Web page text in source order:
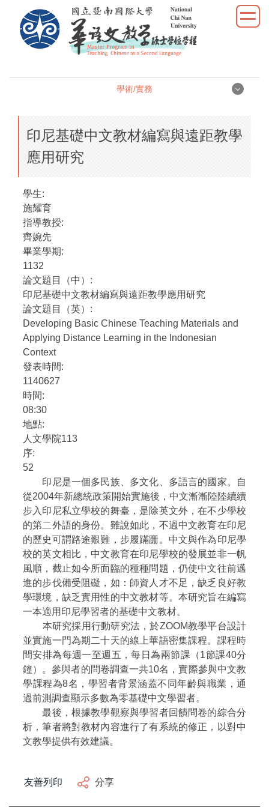
容
學術/實務
學位論文
教學實習
優秀表現
活動照片
自編教材
印尼基礎中文教材編寫與遠距教學
應用研究
學生:
施耀育
指導教授:
齊婉先
畢業學期:
1132
論文題目（中）:
印尼基礎中文教材編寫與遠距教學應用研究
論文題目（英）:
Developing Basic Chinese Teaching Materials and
Applying Distance Learning in the Indonesian
Context
發表時間:
1140627
時間:
08:30
地點:
人文學院113
序:
52
印尼是一個多民族、多文化、多語言的國家。自
從2004年新總統政策開始實施後，中文漸漸陸陸續續
步入印尼私立學校的舞臺，是除英文外，在不少學校
的第二外語的身份。雖說如此，不過中文教育在印尼
的歷史可謂路途艱難，步履蹣跚。中文與作為印尼學
校的英文相比，中文教育在印尼學校的發展並非一帆
風順，截止如今所面臨的種種問題，仍使中文往前邁
進的步伐備受阻礙，如：師資人才不足，缺乏良好教
學環境，缺乏實用性的中文教材等。本研究旨在編寫
一本適用印尼學習者的基礎中文教材。
本研究採用行動研究法，於ZOOM教學平台設計
並實施一門為期二十天的線上華語密集課程。課程時
間安排為每週一至週五，每日為兩節課（1節課40分
鐘）。參與者的問卷調查一共10名，實際參與中文教
學課程為8名，學習者背景涵蓋不同年齡與職業，通
過前測調查顯示多數為零基礎中文學習者。
最後，根據教學觀察與學習者回饋問卷的綜合分
析，筆者將對教材內容進行了有系統的修正，以對中
文教學提供有效建議。
友善列印 分享